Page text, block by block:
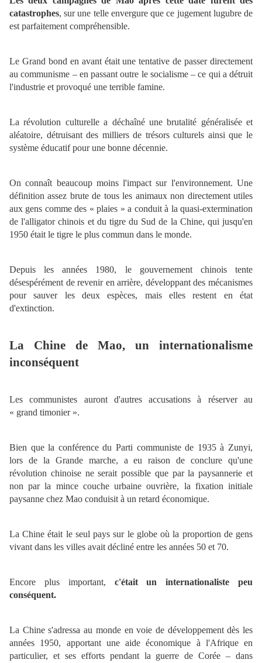
catastrophes, sur une telle envergure que ce jugement lugubre de
est parfaitement compréhensible.
Le Grand bond en avant était une tentative de passer directement
au communisme – en passant outre le socialisme – ce qui a détruit
l'industrie et provoqué une terrible famine.
La révolution culturelle a déchaîné une brutalité généralisée et
aléatoire, détruisant des milliers de trésors culturels ainsi que le
système éducatif pour une bonne décennie.
On connaît beaucoup moins l'impact sur l'environnement. Une
définition assez brute de tous les animaux non directement utiles
aux gens comme des « plaies » a conduit à la quasi-extermination
de l'alligator chinois et du tigre du Sud de la Chine, qui jusqu'en
1950 était le tigre le plus commun dans le monde.
Depuis les années 1980, le gouvernement chinois tente
désespérément de revenir en arrière, développant des mécanismes
pour sauver les deux espèces, mais elles restent en état
d'extinction.
La Chine de Mao, un internationalisme
inconséquent
Les communistes auront d'autres accusations à réserver au
« grand timonier ».
Bien que la conférence du Parti communiste de 1935 à Zunyi,
lors de la Grande marche, a eu raison de conclure qu'une
révolution chinoise ne serait possible que par la paysannerie et
non par la mince couche urbaine ouvrière, la fixation initiale
paysanne chez Mao conduisit à un retard économique.
La Chine était le seul pays sur le globe où la proportion de gens
vivant dans les villes avait décliné entre les années 50 et 70.
Encore plus important, c'était un internationaliste peu
conséquent.
La Chine s'adressa au monde en voie de développement dès les
années 1950, apportant une aide économique à l'Afrique en
particulier, et ses efforts pendant la guerre de Corée – dans